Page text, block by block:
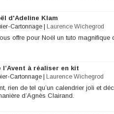
d'Adeline Klam
Cartonnage Laurence Wichegrod
offre pour Noël un tuto
l’Avent à réaliser en kit
Cartonnage Laurence Wichegrod
rien de tel qu’un calendrier joli et
d’Agnès Clairand.